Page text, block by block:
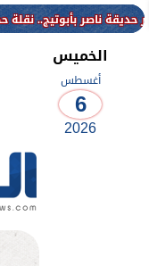
الخميس
أغسطس
6
2026